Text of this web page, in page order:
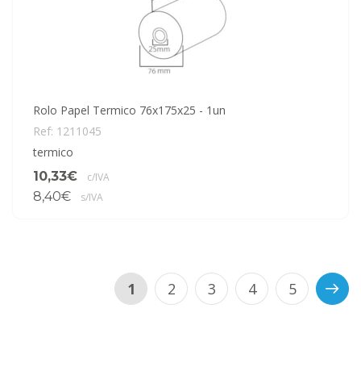
Rolo Papel Termico 76x175x25 - 1un
Ref: 1211045
termico
10,33€
c/IVA
8,40€ s/IVA
1 2 3 4 5 >